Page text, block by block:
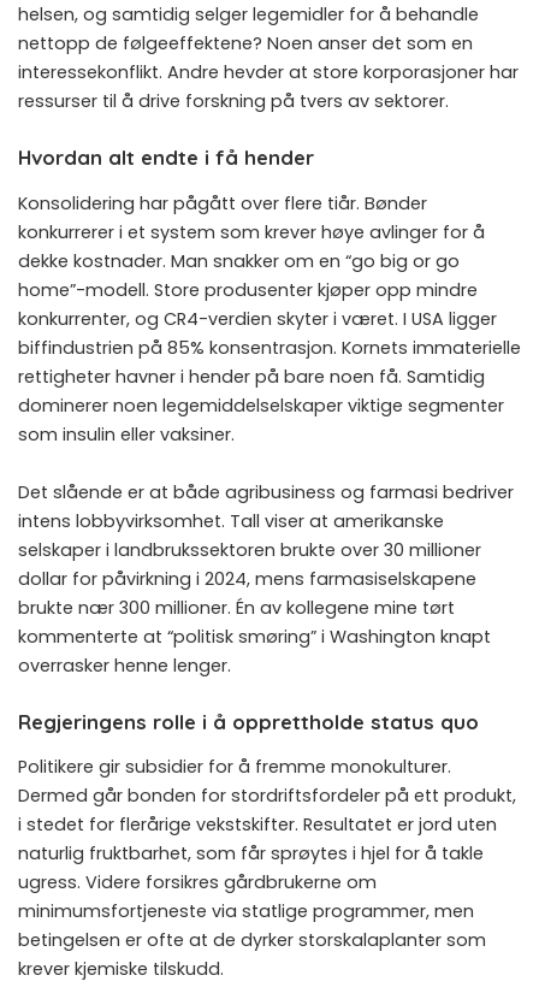
helsen, og samtidig selger legemidler for å behandle
nettopp de følgeeffektene? Noen anser det som en
interessekonflikt. Andre hevder at store korporasjoner har
ressurser til å drive forskning på tvers av sektorer.
Hvordan alt endte i få hender
Konsolidering har pågått over flere tiår. Bønder
konkurrerer i et system som krever høye avlinger for å
dekke kostnader. Man snakker om en “go big or go
home”-modell. Store produsenter kjøper opp mindre
konkurrenter, og CR4-verdien skyter i været. I USA ligger
biffindustrien på 85% konsentrasjon. Kornets immaterielle
rettigheter havner i hender på bare noen få. Samtidig
dominerer noen legemiddelselskaper viktige segmenter
som insulin eller vaksiner.
Det slående er at både agribusiness og farmasi bedriver
intens lobbyvirksomhet. Tall viser at amerikanske
selskaper i landbrukssektoren brukte over 30 millioner
dollar for påvirkning i 2024, mens farmasiselskapene
brukte nær 300 millioner. Én av kollegene mine tørt
kommenterte at “politisk smøring” i Washington knapt
overrasker henne lenger.
Regjeringens rolle i å opprettholde status quo
Politikere gir subsidier for å fremme monokulturer.
Dermed går bonden for stordriftsfordeler på ett produkt,
i stedet for flerårige vekstskifter. Resultatet er jord uten
naturlig fruktbarhet, som får sprøytes i hjel for å takle
ugress. Videre forsikres gårdbrukerne om
minimumsfortjeneste via statlige programmer, men
betingelsen er ofte at de dyrker storskalaplanter som
krever kjemiske tilskudd.